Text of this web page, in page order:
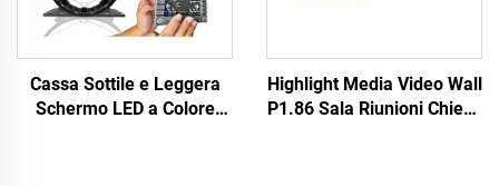
Cassa Sottile e Leggera
Schermo LED a Colore
Highlight Media Video Wall
P1.86 Sala Riunioni Chiesa